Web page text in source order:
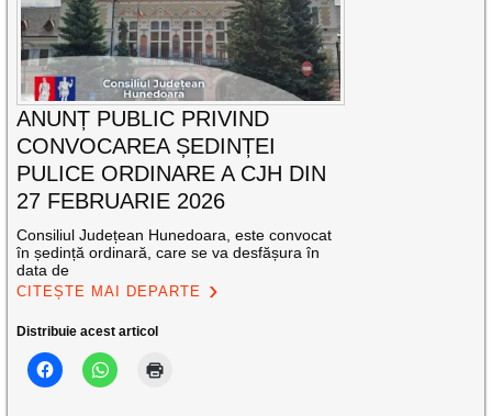
ANUNȚ PUBLIC PRIVIND
CONVOCAREA ȘEDINȚEI
PULICE ORDINARE A CJH DIN
27 FEBRUARIE 2026
Consiliul Județean Hunedoara, este convocat
în ședință ordinară, care se va desfășura în
data de
CITEȘTE MAI DEPARTE
Distribuie acest articol